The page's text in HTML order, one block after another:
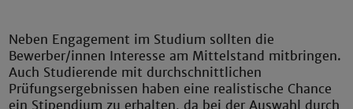
Neben Engagement im Studium sollten die
Bewerber/innen Interesse am Mittelstand mitbringen.
Auch Studierende mit durchschnittlichen
Prüfungsergebnissen haben eine realistische Chance
ein Stipendium zu erhalten, da bei der Auswahl durch